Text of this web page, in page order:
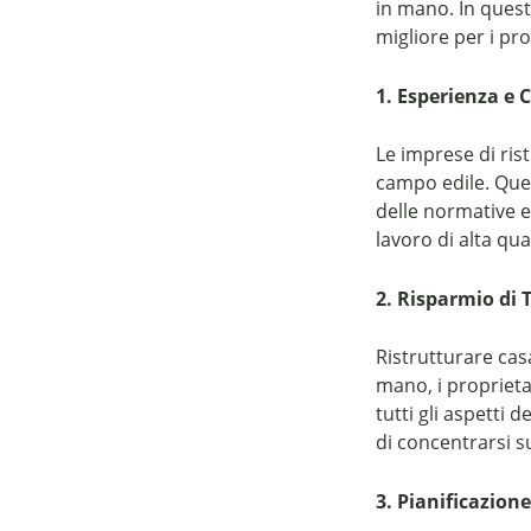
in mano. In
migliore per i
1. Esperienza e
Le imprese di
campo edile.
delle normative
lavoro di alta
2. Risparmio di
Ristrutturare
mano, i
tutti gli aspetti
di concentrarsi
3.